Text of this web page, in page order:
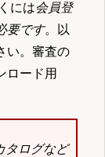
には会員登
要です。以
い。審査の
ロード用
タログなど